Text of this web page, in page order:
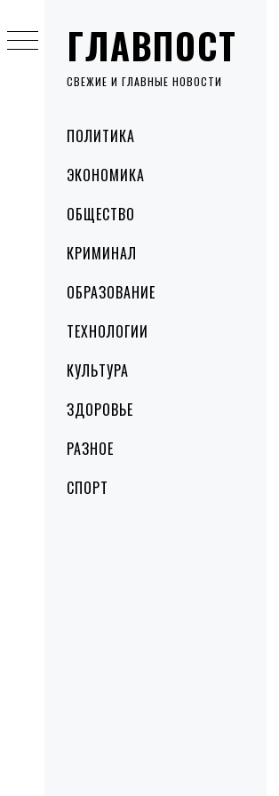
ГЛАВПОСТ
СВЕЖИЕ И ГЛАВНЫЕ НОВОСТИ
MenuПОЛИТИКА
ЭКОНОМИКА
ОБЩЕСТВО
КРИМИНАЛ
ОБРАЗОВАНИЕ
ТЕХНОЛОГИИ
КУЛЬТУРА
ЗДОРОВЬЕ
РАЗНОЕ
СПОРТ
to
content